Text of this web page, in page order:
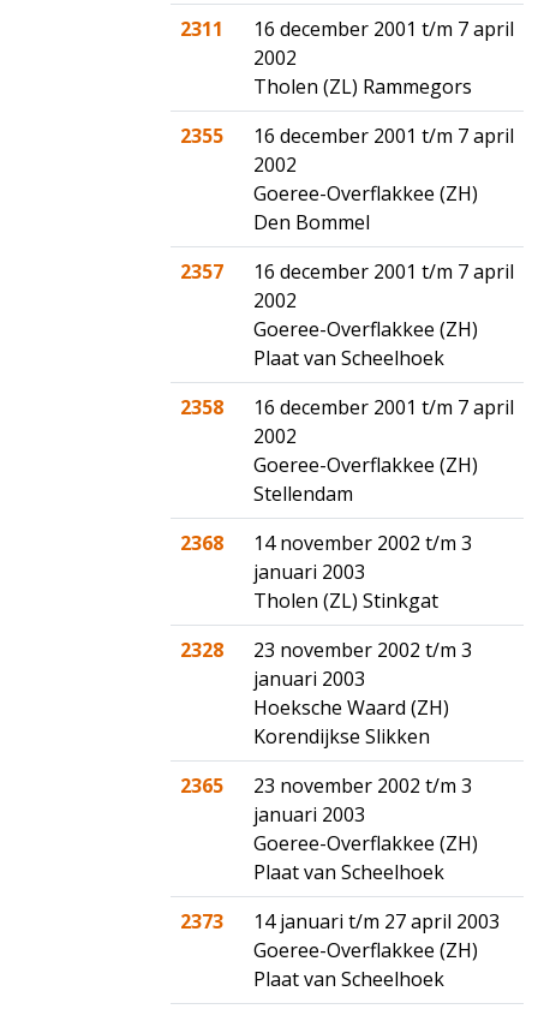
2311
16 december 2001 t/m 7 april
2002
Tholen (ZL) Rammegors
2355
16 december 2001 t/m 7 april
2002
Goeree-Overflakkee (ZH)
Den Bommel
2357
16 december 2001 t/m 7 april
2002
Goeree-Overflakkee (ZH)
Plaat van Scheelhoek
2358
16 december 2001 t/m 7 april
2002
Goeree-Overflakkee (ZH)
Stellendam
2368
14 november 2002 t/m 3
januari 2003
Tholen (ZL) Stinkgat
2328
23 november 2002 t/m 3
januari 2003
Hoeksche Waard (ZH)
Korendijkse Slikken
2365
23 november 2002 t/m 3
januari 2003
Goeree-Overflakkee (ZH)
Plaat van Scheelhoek
2373
14 januari t/m 27 april 2003
Goeree-Overflakkee (ZH)
Plaat van Scheelhoek